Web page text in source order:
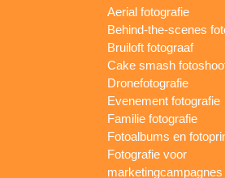
Aerial fotografie
Behind-the-scenes
Bruiloft fotograaf
Cake smash
Dronefotografie
Evenement fotografie
Familie fotografie
Fotoalbums en
Fotografie voor
marketingcampagnes